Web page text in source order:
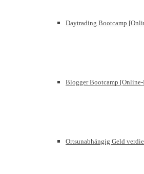
Daytrading Bootcamp
Blogger Bootcamp
Ortsunabhängig Geld